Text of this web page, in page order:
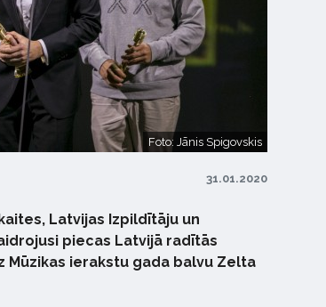
Foto: Jānis Spigovskis
31.01.2020
Latvijas Izpildītāju un
piecas Latvijā radītās
ierakstu gada balvu Zelta